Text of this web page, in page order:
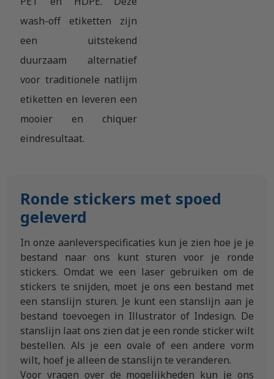
wash-off etiketten zijn
een uitstekend
duurzaam alternatief
voor traditionele natlijm
etiketten en leveren een
mooier en chiquer
eindresultaat.
Ronde stickers met spoed
geleverd
In onze aanleverspecificaties kun je zien hoe je je
bestand naar ons kunt sturen voor je ronde
stickers. Omdat we een laser gebruiken om de
stickers te snijden, moet je ons een bestand met
een stanslijn sturen. Je kunt een stanslijn aan je
bestand toevoegen in Illustrator of Indesign. De
stanslijn laat ons zien dat je een ronde sticker wilt
bestellen. Als je een ovale of een andere vorm
wilt, hoef je alleen de stanslijn te veranderen.
Voor vragen over de mogelijkheden kun je ons